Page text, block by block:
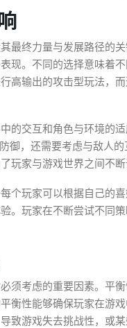
最终力量与发展路径的
现。不同的选择意味着
高输出的攻击型玩法，
的交互和角色与环境的
御，还需要考虑与敌人
玩家与游戏世界之间不断
个玩家可以根据自己的
。玩家在不断尝试不同
须考虑的重要因素。平
衡性能够确保玩家在游戏
致游戏失去挑战性，或